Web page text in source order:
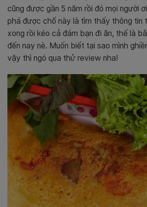
cũng được gần 5 năm rồi đó mọi người
phá được chổ này là tìm thấy thông tin
xong rồi kéo cả đám bạn đi ăn, thế là
đến nay nè. Muốn biết tại sao mình
vậy thì ngó qua thử review nha!